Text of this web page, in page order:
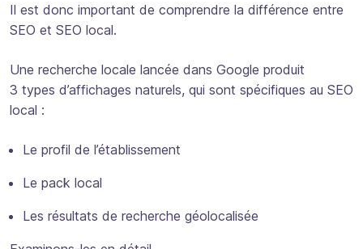
Il est donc important de comprendre la différence entre
SEO et SEO local.
Une recherche locale lancée dans Google produit
3 types d’affichages naturels, qui sont spécifiques au SEO
local :
Le profil de l’établissement
Le pack local
Les résultats de recherche géolocalisée